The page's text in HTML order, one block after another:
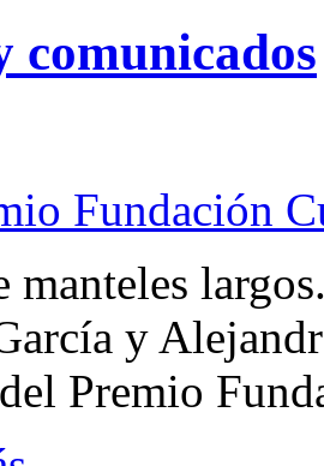
comunicados
Fundación
manteles
y
Premio